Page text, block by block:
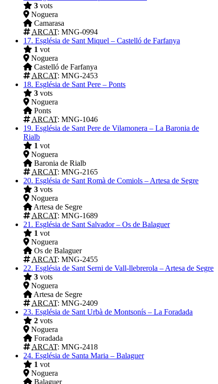
3 vots
Noguera
Camarasa
ARCAT: MNG-0994
17. Església de Sant Miquel – Castelló de Farfanya
1 vot
Noguera
Castelló de Farfanya
ARCAT: MNG-2453
18. Església de Sant Pere – Ponts
3 vots
Noguera
Ponts
ARCAT: MNG-1046
19. Església de Sant Pere de Vilamonera – La Baronia de
Rialb
1 vot
Noguera
Baronia de Rialb
ARCAT: MNG-2165
20. Església de Sant Romà de Comiols – Artesa de Segre
3 vots
Noguera
Artesa de Segre
ARCAT: MNG-1689
21. Església de Sant Salvador – Os de Balaguer
1 vot
Noguera
Os de Balaguer
ARCAT: MNG-2455
22. Església de Sant Serni de Vall-llebrerola – Artesa de Segre
3 vots
Noguera
Artesa de Segre
ARCAT: MNG-2409
23. Església de Sant Urbà de Montsonís – La Foradada
2 vots
Noguera
Foradada
ARCAT: MNG-2418
24. Església de Santa Maria – Balaguer
1 vot
Noguera
Balaguer